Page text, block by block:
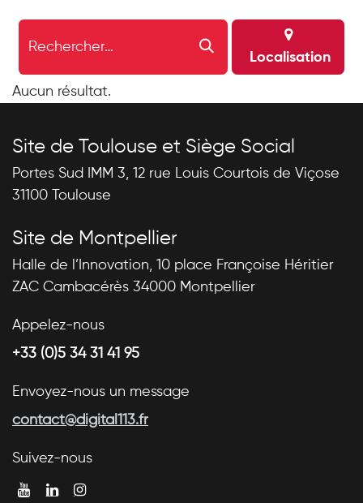
Localisation
Aucun résultat.
Site de Toulouse et Siège Social
Portes Sud IMM 3, 12 rue Louis Courtois de Viçose
31100 Toulouse
Site de Montpellier
Halle de l’Innovation, 10 place Françoise Héritier
ZAC Cambacérès 34000 Montpellier
Appelez-nous
+33 (0)5 34 31 41 95
Envoyez-nous un message
contact@digital113.fr
Suivez-nous